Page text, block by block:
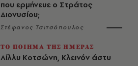
που ερμήνευε ο Στράτος
Διονυσίου;
Στέφανος Τσιτσόπουλος
ΤΟ ΠΟΙΗΜΑ ΤΗΣ ΗΜΕΡΑΣ
Λίλλυ Κοτσώνη, Κλεινόν άστυ